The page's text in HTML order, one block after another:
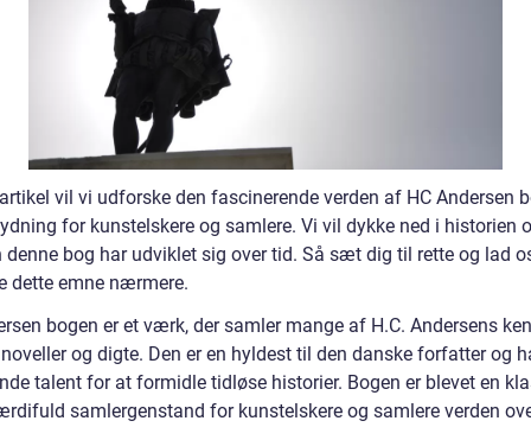
vil vi udforske den fascinerende verden af HC Andersen
for kunstelskere og samlere. Vi vil dykke ned i historien
denne bog har udviklet sig over tid. Så sæt dig til rette og lad
dette emne nærmere.
bogen er et værk, der samler mange af H.C. Andersens
og digte. Den er en hyldest til den danske forfatter og
talent for at formidle tidløse historier. Bogen er blevet en
samlergenstand for kunstelskere og samlere verden